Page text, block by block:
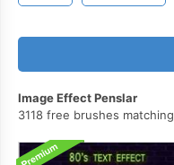
Image Effect Penslar
3118 free brushes matching